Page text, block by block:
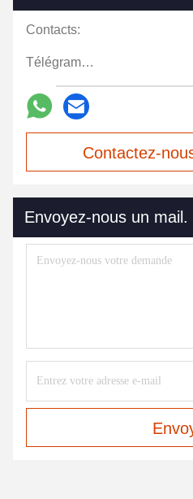
Contacts:
Télégramme:
Contactez-
Envoyez-nous un mail.